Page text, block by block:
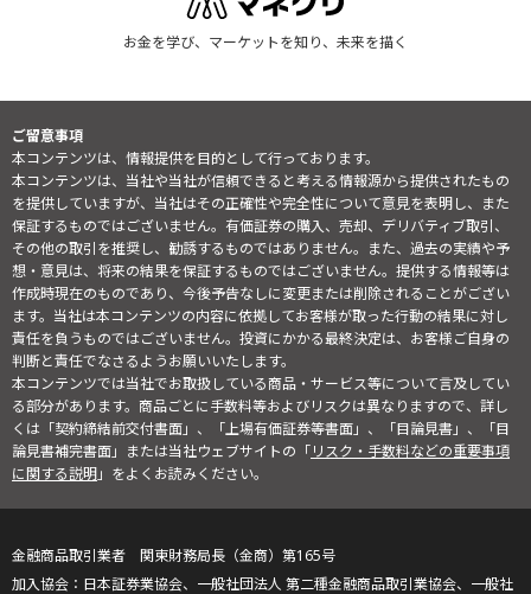
お金を学び、マーケットを知り、未来を描く
ご留意事項
本コンテンツは、情報提供を目的として行っております。
本コンテンツは、当社や当社が信頼できると考える情報源から提供されたもの
を提供していますが、当社はその正確性や完全性について意見を表明し、また
保証するものではございません。有価証券の購入、売却、デリバティブ取引、
その他の取引を推奨し、勧誘するものではありません。また、過去の実績や予
想・意見は、将来の結果を保証するものではございません。提供する情報等は
作成時現在のものであり、今後予告なしに変更または削除されることがござい
ます。当社は本コンテンツの内容に依拠してお客様が取った行動の結果に対し
責任を負うものではございません。投資にかかる最終決定は、お客様ご自身の
判断と責任でなさるようお願いいたします。
本コンテンツでは当社でお取扱している商品・サービス等について言及してい
る部分があります。商品ごとに手数料等およびリスクは異なりますので、詳し
くは「契約締結前交付書面」、「上場有価証券等書面」、「目論見書」、「目
論見書補完書面」または当社ウェブサイトの「リスク・手数料などの重要事項
に関する説明」をよくお読みください。
金融商品取引業者 関東財務局長（金商）第165号
日本証券業協会、一般社団法人 第二種金融商品取引業協会、一般社